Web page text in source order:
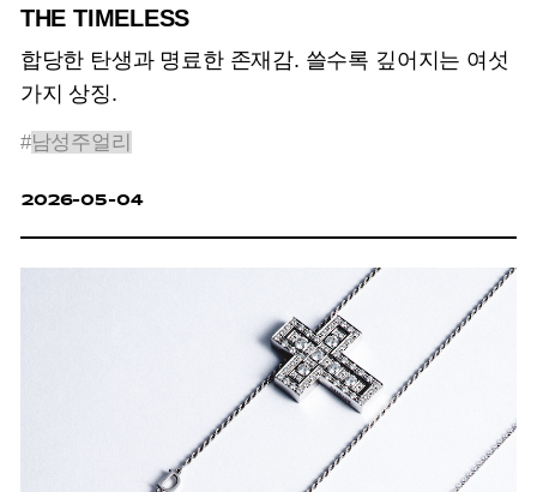
THE TIMELESS
합당한 탄생과 명료한 존재감. 쓸수록 깊어지는 여섯
가지 상징.
#남성주얼리
2026-05-04